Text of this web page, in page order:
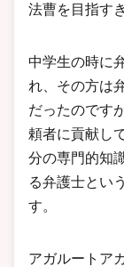
法曹を目指す
中学生の時に
れ、その方は
だったのです
頼者に貢献し
分の専門的知
る弁護士とい
す。
アガルートア